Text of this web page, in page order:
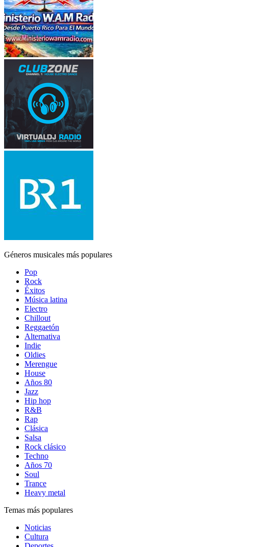
Géneros musicales más populares
Pop
Rock
Éxitos
Música latina
Electro
Chillout
Reggaetón
Alternativa
Indie
Oldies
Merengue
House
Años 80
Jazz
Hip hop
R&B
Rap
Clásica
Salsa
Rock clásico
Techno
Años 70
Soul
Trance
Heavy metal
Temas más populares
Noticias
Cultura